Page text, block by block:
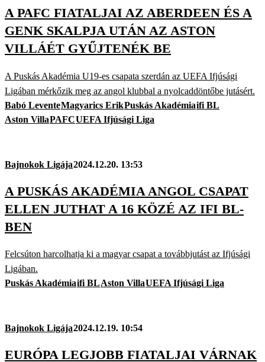
A PAFC FIATALJAI AZ ABERDEEN ÉS A
GENK SKALPJA UTÁN AZ ASTON
VILLÁÉT GYŰJTENÉK BE
A Puskás Akadémia U19-es csapata szerdán az UEFA Ifjúsági
Ligában mérkőzik meg az angol klubbal a nyolcaddöntőbe jutásért.
Babó LeventeMagyarics ErikPuskás Akadémiaifi BL
Aston VillaPAFCUEFA Ifjúsági Liga
Bajnokok Ligája2024.12.20. 13:53
A PUSKÁS AKADÉMIA ANGOL CSAPAT
ELLEN JUTHAT A 16 KÖZÉ AZ IFI BL-
BEN
Felcsúton harcolhatja ki a magyar csapat a továbbjutást az Ifjúsági
Ligában.
Puskás Akadémiaifi BLAston VillaUEFA Ifjúsági Liga
Bajnokok Ligája2024.12.19. 10:54
EURÓPA LEGJOBB FIATALJAI VÁRNAK